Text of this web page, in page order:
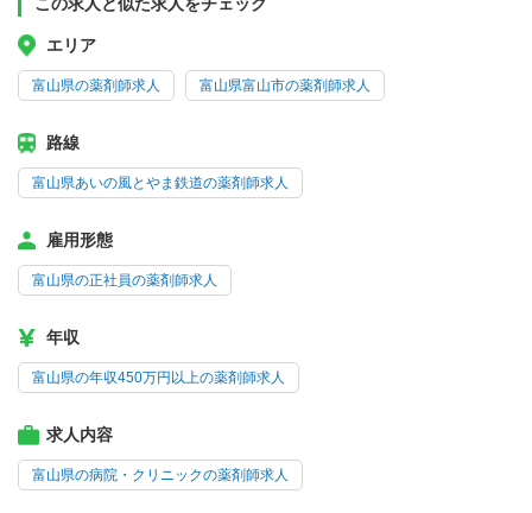
エリア
富山県の薬剤師求人 富山県富山市の薬剤師求人
路線
富山県あいの風とやま鉄道の薬剤師求人
雇用形態
富山県の正社員の薬剤師求人
年収
富山県の年収450万円以上の薬剤師求人
求人内容
富山県の病院・クリニックの薬剤師求人